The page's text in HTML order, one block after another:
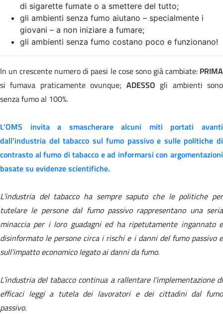
di sigarette fumate o a smettere del tutto;
gli ambienti senza fumo aiutano – specialmente i
giovani – a non iniziare a fumare;
gli ambienti senza fumo costano poco e funzionano!
In un crescente numero di paesi le cose sono già cambiate: PRIMA
si fumava praticamente ovunque; ADESSO gli ambienti sono
senza fumo al 100%.
L’OMS invita a smascherare alcuni miti portati avanti
dall’industria del tabacco sul fumo passivo e sulle politiche di
contrasto al fumo di tabacco e ad informarsi con argomentazioni
basate su evidenze scientifiche.
L’industria del tabacco ha sempre saputo che le politiche per
tutelare le persone dal fumo passivo rappresentano una seria
minaccia per i loro guadagni ed ha ripetutamente ingannato e
disinformato le persone circa i rischi e i danni del fumo passivo e
sull’impatto economico legato ai danni da fumo.
L’industria del tabacco continua a rallentare l’implementazione di
efficaci leggi a tutela dei lavoratori e dei cittadini dal fumo
passivo.